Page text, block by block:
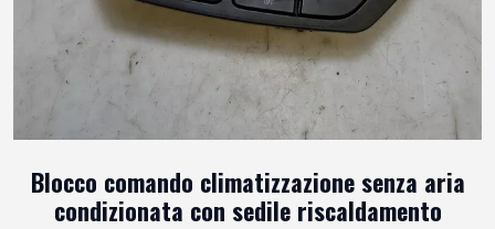
Blocco comando climatizzazione senza aria
condizionata con sedile riscaldamento